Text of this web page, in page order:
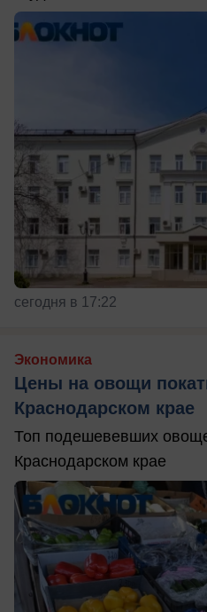
сегодня в 17:22
Экономика
Цены на овощи
Краснодарском крае
Топ подешевевших
Краснодарском крае